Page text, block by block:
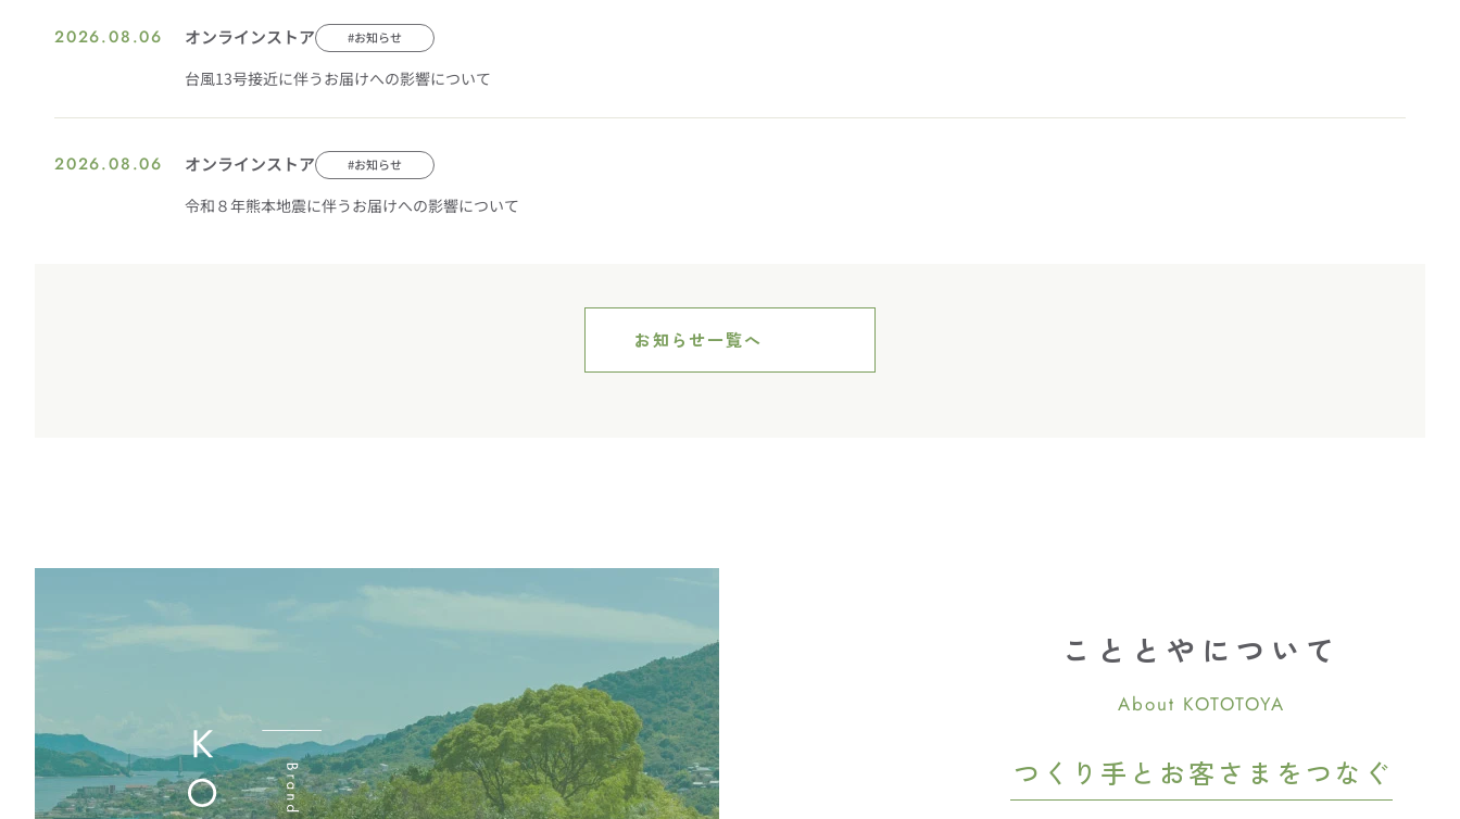
2026.08.06 オンラインストア #お知らせ
台風13号接近に伴うお届けへの影響について
2026.08.06 オンラインストア #お知らせ
令和８年熊本地震に伴うお届けへの影響について
お知らせ一覧へ
こととやについて
About KOTOTOYA
つくり手とお客さまをつなぐ